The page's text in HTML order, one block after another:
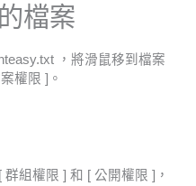
檔案
，將滑鼠移到檔案
權限 ]。
組權限 ] 和 [ 公開權限 ]，